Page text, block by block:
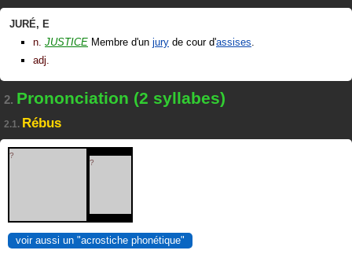
JURÉ, E
n. JUSTICE Membre d'un jury de cour d'assises.
adj.
2. Prononciation (2 syllabes)
2.1. Rébus
?
?
voir aussi un "acrostiche phonétique"